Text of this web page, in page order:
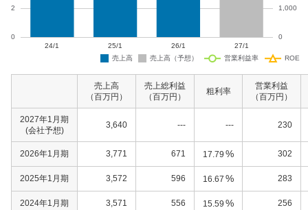
売上高
（百万円）
売上総利益
（百万円）
粗利率
営業利益
（百万円）
2027年1月期
(会社予想)
3,640 --- --- 230
2026年1月期 3,771 671 17.79 % 302
2025年1月期 3,572 596 16.67 % 283
2024年1月期 3,571 556 15.59 % 256